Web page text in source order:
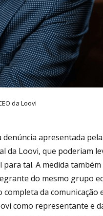
da Loovi
apresentada
da Loovi, que poderiam
tal. A medida também
do mesmo grupo
completa da comunicação
como representante e